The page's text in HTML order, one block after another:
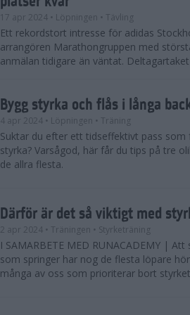
17 apr 2024 • Löpningen • Tävling
Ett rekordstort intresse för adidas
arrangören Marathongruppen med
anmälan tidigare än väntat.
Bygg styrka och flås i långa
4 apr 2024 • Löpningen • Träning
Suktar du efter ett tidseffektivt pass
styrka? Varsågod, här får du tips på tre
de allra flesta.
Därför är det så viktigt med
2 apr 2024 • Träningen • Styrketräning
I SAMARBETE MED RUNACADEMY |
som springer har nog de flesta löpare
många av oss som prioriterar bort